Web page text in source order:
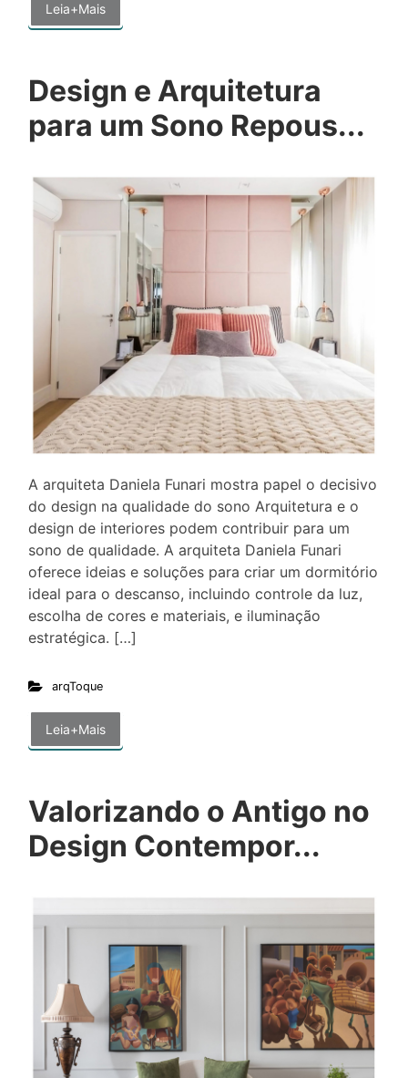
Leia+Mais
Design e Arquitetura
para um Sono Repous...
A arquiteta Daniela Funari mostra papel o decisivo
do design na qualidade do sono Arquitetura e o
design de interiores podem contribuir para um
sono de qualidade. A arquiteta Daniela Funari
oferece ideias e soluções para criar um dormitório
ideal para o descanso, incluindo controle da luz,
escolha de cores e materiais, e iluminação
estratégica. […]
arqToque
Leia+Mais
Valorizando o Antigo no
Design Contempor...